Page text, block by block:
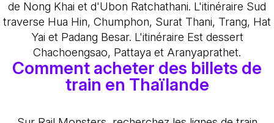
de Nong Khai et d'Ubon Ratchathani. L'itinéraire Sud
traverse Hua Hin, Chumphon, Surat Thani, Trang, Hat
Yai et Padang Besar. L'itinéraire Est dessert
Chachoengsao, Pattaya et Aranyaprathet.
Comment acheter des billets de
train en Thaïlande